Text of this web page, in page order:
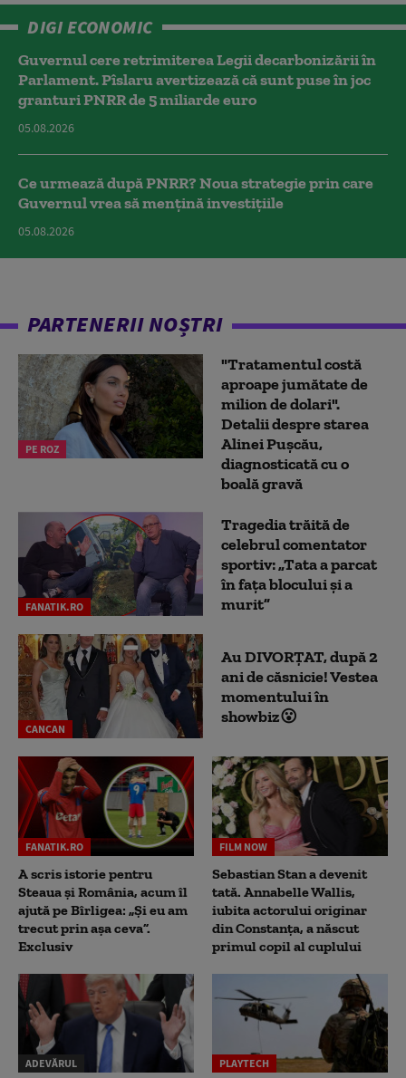
DIGI ECONOMIC
Guvernul cere retrimiterea Legii decarbonizării în
Parlament. Pîslaru avertizează că sunt puse în joc
granturi PNRR de 5 miliarde euro
05.08.2026
Ce urmează după PNRR? Noua strategie prin care
Guvernul vrea să mențină investițiile
05.08.2026
PARTENERII NOȘTRI
PE ROZ
"Tratamentul costă
aproape jumătate de
milion de dolari".
Detalii despre starea
Alinei Pușcău,
diagnosticată cu o
boală gravă
FANATIK.RO
Tragedia trăită de
celebrul comentator
sportiv: „Tata a parcat
în fața blocului și a
murit”
CANCAN
Au DIVORȚAT, după 2
ani de căsnicie! Vestea
momentului în
showbiz😮
FANATIK.RO
A scris istorie pentru
Steaua și România, acum îl
ajută pe Bîrligea: „Și eu am
trecut prin așa ceva”.
Exclusiv
FILM NOW
Sebastian Stan a devenit
tată. Annabelle Wallis,
iubita actorului originar
din Constanța, a născut
primul copil al cuplului
ADEVĂRUL PLAYTECH